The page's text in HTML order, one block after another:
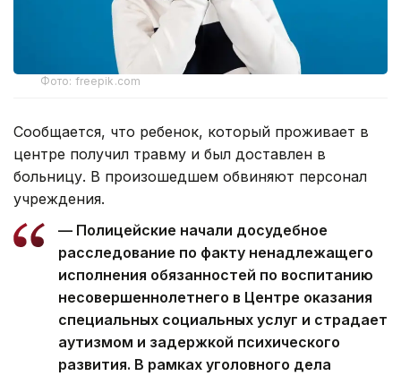
Фото: freepik.com
Сообщается, что ребенок, который проживает в
центре получил травму и был доставлен в
больницу. В произошедшем обвиняют персонал
учреждения.
— Полицейские начали досудебное
расследование по факту ненадлежащего
исполнения обязанностей по воспитанию
несовершеннолетнего в Центре оказания
специальных социальных услуг и страдает
аутизмом и задержкой психического
развития. В рамках уголовного дела